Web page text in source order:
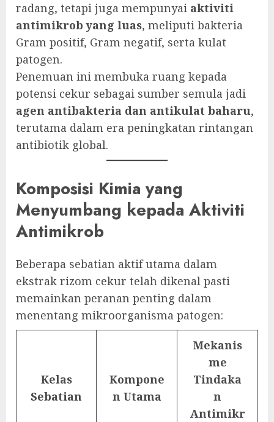
radang, tetapi juga mempunyai aktiviti
antimikrob yang luas, meliputi bakteria
Gram positif, Gram negatif, serta kulat
patogen.
Penemuan ini membuka ruang kepada
potensi cekur sebagai sumber semula jadi
agen antibakteria dan antikulat baharu,
terutama dalam era peningkatan rintangan
antibiotik global.
Komposisi Kimia yang
Menyumbang kepada Aktiviti
Antimikrob
Beberapa sebatian aktif utama dalam
ekstrak rizom cekur telah dikenal pasti
memainkan peranan penting dalam
menentang mikroorganisma patogen:
Kelas
Sebatian
Kompone
n Utama
Mekanis
me
Tindaka
n
Antimikr